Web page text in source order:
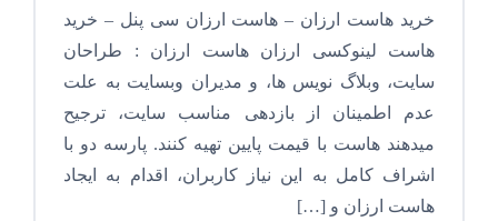
خرید هاست ارزان – هاست ارزان سی پنل – خرید
هاست لینوکسی ارزان هاست ارزان : طراحان
سایت، وبلاگ نویس ها، و مدیران وبسایت به علت
عدم اطمینان از بازدهی مناسب سایت، ترجیح
میدهند هاست با قیمت پایین تهیه کنند. پارسه دو با
اشراف کامل به این نیاز کاربران، اقدام به ایجاد
هاست ارزان و […]